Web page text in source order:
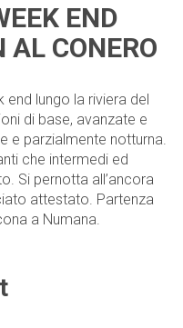
END
AL CONERO
end lungo la riviera del
di base, avanzate e
e parzialmente notturna.
che intermedi ed
Si pernotta all’ancora
attestato. Partenza
a Numana.